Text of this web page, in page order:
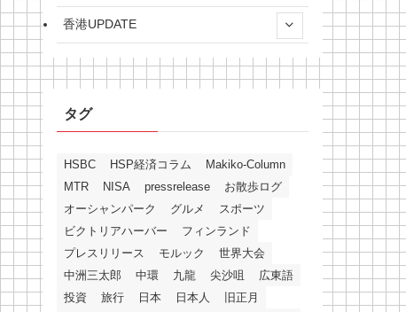
香港UPDATE
タグ
HSBC HSP経済コラム
Makiko-Column
MTR
NISA pressrelease
お散歩ログ
オーシャンパーク
グルメ
スポーツ
ビクトリアハーバー
フィンランド
プレスリリース
モルック
世界大会
中洲三太郎
中環 九龍 尖沙咀
広東語
投資
旅行 日本 日本人
旧正月